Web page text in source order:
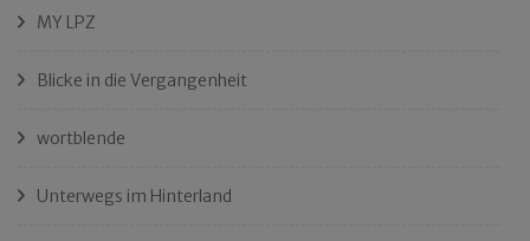
MY LPZ
Blicke in die Vergangenheit
wortblende
Unterwegs im Hinterland